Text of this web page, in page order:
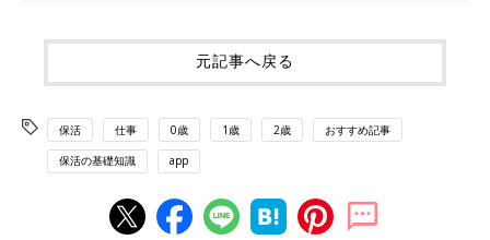
元記事へ戻る
保活 仕事 0歳 1歳 2歳 おすすめ記事
保活の基礎知識 app